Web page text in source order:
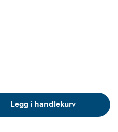
Legg i handlekurv